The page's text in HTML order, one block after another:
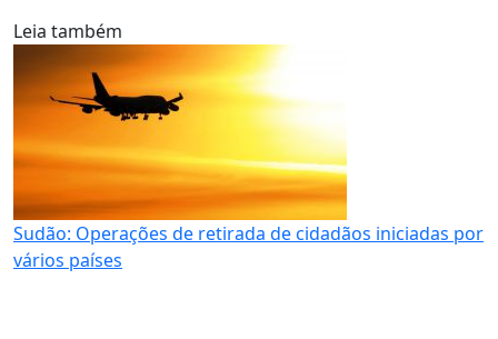
Leia também
Sudão: Operações de retirada de cidadãos iniciadas por
vários países